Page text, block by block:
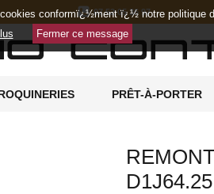
07 52 05 36 97
PRÊT-À-PORTER
conformï¿½ment ï¿½ notre politique
Fermer ce message